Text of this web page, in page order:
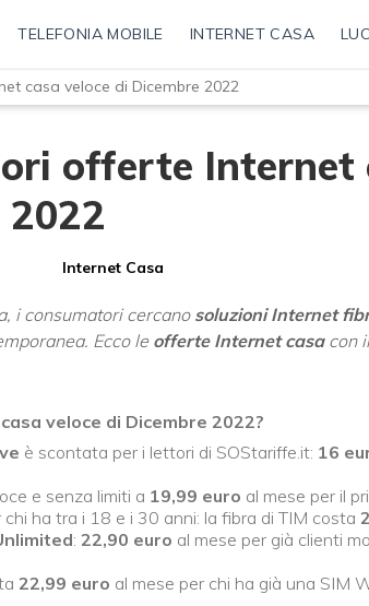
TELEFONIA MOBILE INTERNET CASA
casa veloce di Dicembre 2022
offerte Internet
2022
Internet Casa
i consumatori cercano soluzioni Internet
Ecco le offerte Internet casacon
veloce di Dicembre 2022?
è scontata per i lettori di SOStariffe.it: 16
e senza limiti a 19,99 euro al mese per il
chi ha tra i 18 e i 30 anni: la fibra di TIM costa
: 22,90 euro al mese per già clienti
22,99 euro al mese per chi ha già una SIM